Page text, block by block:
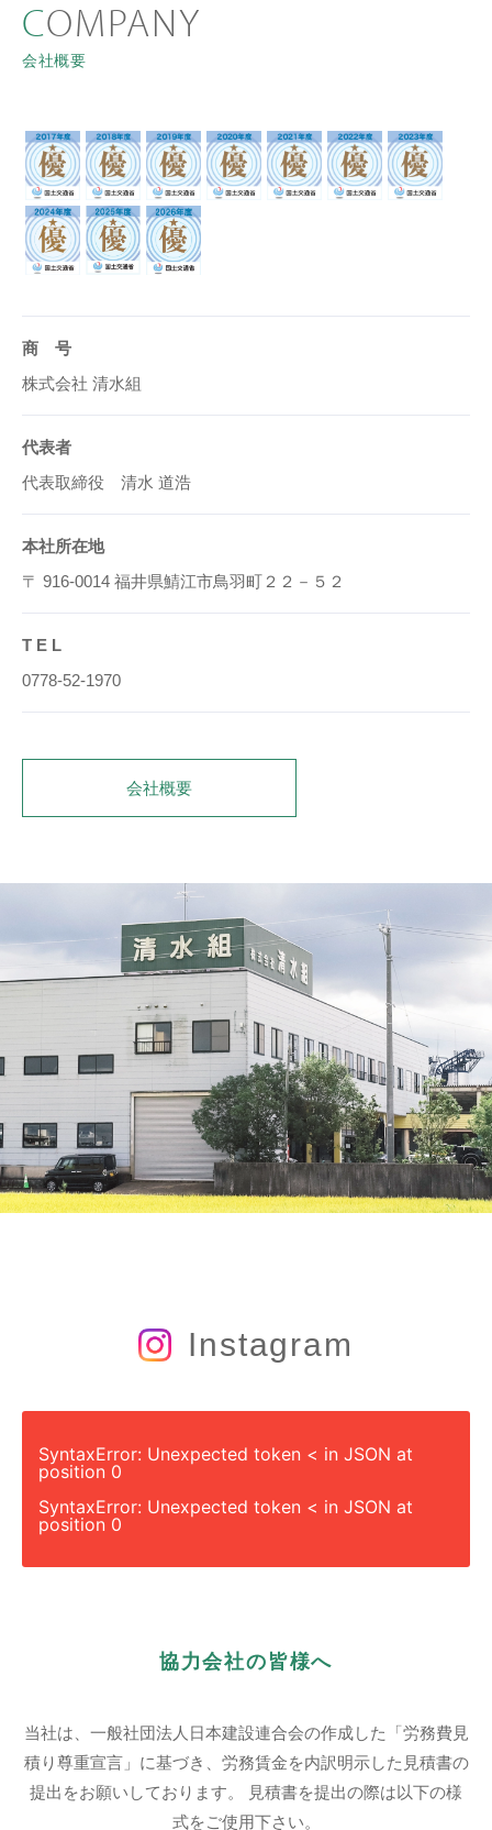
COMPANY
会社概要
商 号
株式会社 清水組
代表者
代表取締役 清水 道浩
本社所在地
〒 916-0014 福井県鯖江市鳥羽町２２－５２
T E L
0778-52-1970
会社概要
Instagram
SyntaxError: Unexpected token < in JSON at
position 0
SyntaxError: Unexpected token < in JSON at
position 0
協力会社の皆様へ
当社は、一般社団法人日本建設連合会の作成した「労務費見
積り尊重宣言」に基づき、労務賃金を内訳明示した見積書の
提出をお願いしております。 見積書を提出の際は以下の様
式をご使用下さい。